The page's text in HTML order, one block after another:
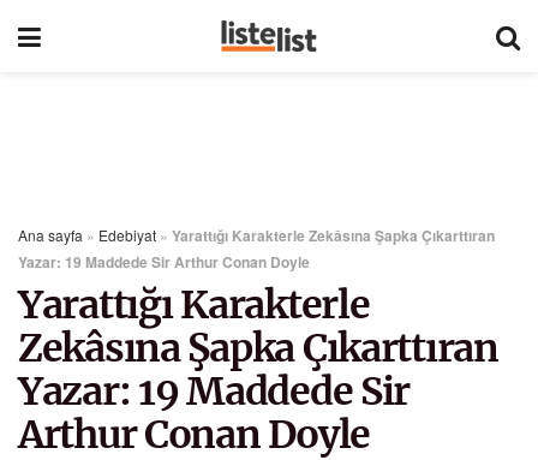
Ana sayfa » Edebiyat » Yarattığı Karakterle Zekâsına Şapka Çıkarttıran
Yazar: 19 Maddede Sir Arthur Conan Doyle
Yarattığı Karakterle
Zekâsına Şapka Çıkarttıran
Yazar: 19 Maddede Sir
Arthur Conan Doyle